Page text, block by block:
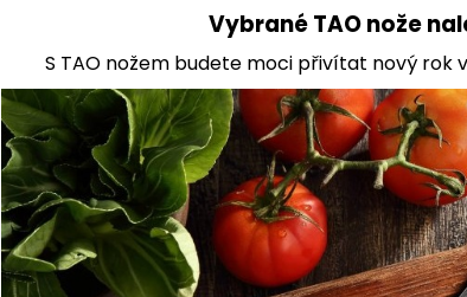
Vybrané TAO nože
S TAO nožem budete moci přivítat nový rok